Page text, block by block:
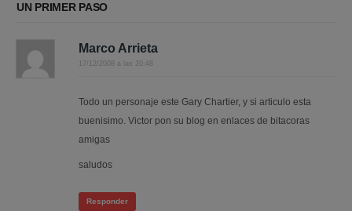
UN PRIMER PASO
Marco Arrieta
17/12/2008 a las 20:48
Todo un personaje este Gary Chartier, y si articulo esta
buenisimo. Victor pon su blog en enlaces de bitacoras
amigas
saludos
Responder